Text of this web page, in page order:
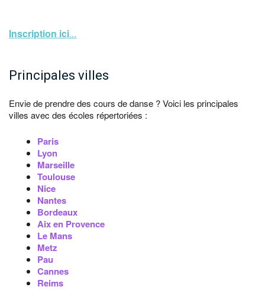
Inscription ici...
Principales villes
Envie de prendre des cours de danse ? Voici les principales
villes avec des écoles répertoriées :
Paris
Lyon
Marseille
Toulouse
Nice
Nantes
Bordeaux
Aix en Provence
Le Mans
Metz
Pau
Cannes
Reims